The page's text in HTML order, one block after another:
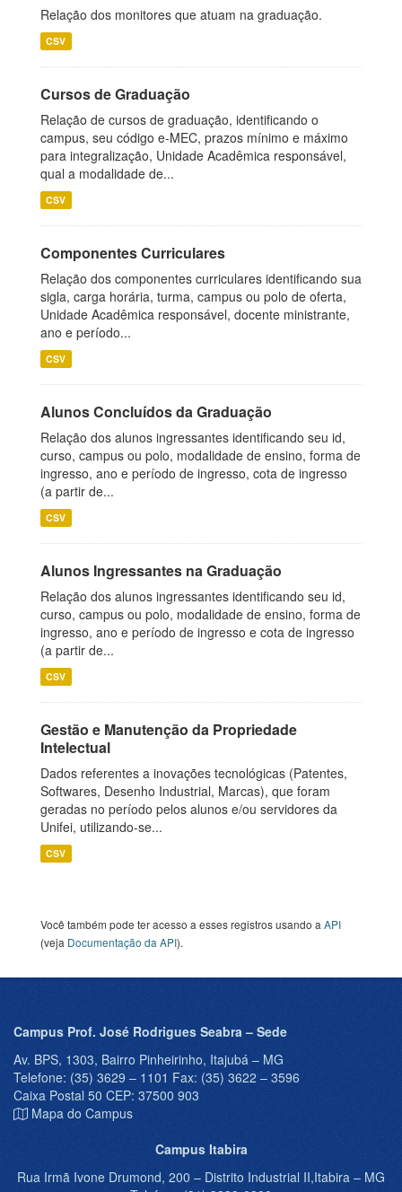
Relação dos monitores que atuam na graduação.
CSV
Cursos de Graduação
Relação de cursos de graduação, identificando o
campus, seu código e-MEC, prazos mínimo e máximo
para integralização, Unidade Acadêmica responsável,
qual a modalidade de...
CSV
Componentes Curriculares
Relação dos componentes curriculares identificando sua
sigla, carga horária, turma, campus ou polo de oferta,
Unidade Acadêmica responsável, docente ministrante,
ano e período...
CSV
Alunos Concluídos da Graduação
Relação dos alunos ingressantes identificando seu id,
curso, campus ou polo, modalidade de ensino, forma de
ingresso, ano e período de ingresso, cota de ingresso
(a partir de...
CSV
Alunos Ingressantes na Graduação
Relação dos alunos ingressantes identificando seu id,
curso, campus ou polo, modalidade de ensino, forma de
ingresso, ano e período de ingresso e cota de ingresso
(a partir de...
CSV
Gestão e Manutenção da Propriedade
Intelectual
Dados referentes a inovações tecnológicas (Patentes,
Softwares, Desenho Industrial, Marcas), que foram
geradas no período pelos alunos e/ou servidores da
Unifei, utilizando-se...
CSV
Você também pode ter acesso a esses registros usando a API
(veja Documentação da API).
Campus Prof. José Rodrigues Seabra – Sede
Av. BPS, 1303, Bairro Pinheirinho, Itajubá – MG
Telefone: (35) 3629 – 1101 Fax: (35) 3622 – 3596
Caixa Postal 50 CEP: 37500 903
Mapa do Campus
Campus Itabira
Rua Irmã Ivone Drumond, 200 – Distrito Industrial II,Itabira – MG